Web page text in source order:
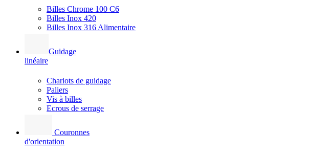
Billes Chrome 100 C6
Billes Inox 420
Billes Inox 316 Alimentaire
Guidage
linéaire
Chariots de guidage
Paliers
Vis à billes
Ecrous de serrage
Couronnes
d'orientation